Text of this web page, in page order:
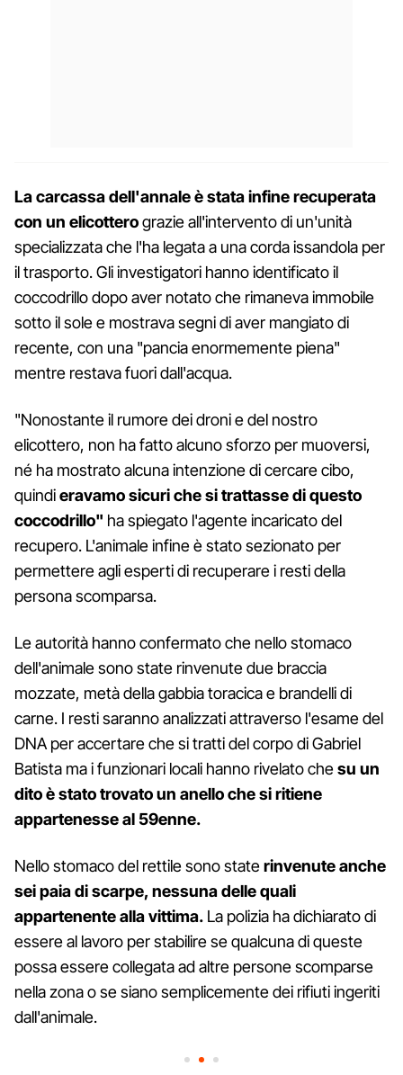
La carcassa dell'annale è stata infine recuperata
con un elicotterograzie all'intervento di un'unità
specializzata che l'ha legata a una corda issandola per
il trasporto. Gli investigatori hanno identificato il
coccodrillo dopo aver notato che rimaneva immobile
sotto il sole e mostrava segni di aver mangiato di
recente, con una "pancia enormemente piena"
mentre restava fuori dall'acqua.
"Nonostante il rumore dei droni e del nostro
elicottero, non ha fatto alcuno sforzo per muoversi,
né ha mostrato alcuna intenzione di cercare cibo,
quindieravamo sicuri che si trattasse di questo
coccodrillo" ha spiegato l'agente incaricato del
recupero. L'animale infine è stato sezionato per
permettere agli esperti di recuperare i resti della
persona scomparsa.
Le autorità hanno confermato che nello stomaco
dell'animale sono state rinvenute due braccia
mozzate, metà della gabbia toracica e brandelli di
carne. I resti saranno analizzati attraverso l'esame del
DNA per accertare che si tratti del corpo di Gabriel
Batista ma i funzionari locali hanno rivelato chesu un
dito è stato trovato un anello che si ritiene
appartenesse al 59enne.
Nello stomaco del rettile sono staterinvenute anche
sei paia di scarpe, nessuna delle quali
appartenente alla vittima. La polizia ha dichiarato di
essere al lavoro per stabilire se qualcuna di queste
possa essere collegata ad altre persone scomparse
nella zona o se siano semplicemente dei rifiuti ingeriti
dall'animale.